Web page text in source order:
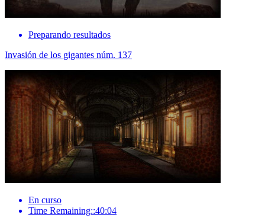
Preparando resultados
Invasión de los gigantes núm. 137
En curso
Time Remaining::40:04